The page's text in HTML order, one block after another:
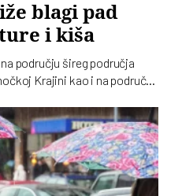
blagi pad
i kiša
području šireg područja
Krajini kao i na području
padavine, objavio je RHMZ